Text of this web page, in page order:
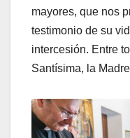
mayores, que nos
testimonio de su
intercesión. Entre
Santísima, la